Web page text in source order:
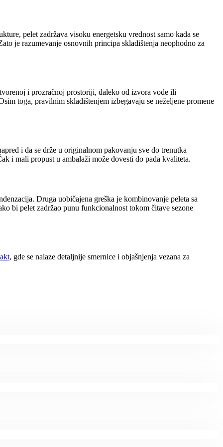
pelet zadržava visoku energetsku vrednost samo kada se
je razumevanje osnovnih principa skladištenja neophodno za
i prozračnoj prostoriji, daleko od izvora vode ili
toga, pravilnim skladištenjem izbegavaju se neželjene promene
i da se drže u originalnom pakovanju sve do trenutka
i mali propust u ambalaži može dovesti do pada kvaliteta.
Druga uobičajena greška je kombinovanje peleta sa
bi pelet zadržao punu funkcionalnost tokom čitave sezone
, gde se nalaze detaljnije smernice i objašnjenja vezana za